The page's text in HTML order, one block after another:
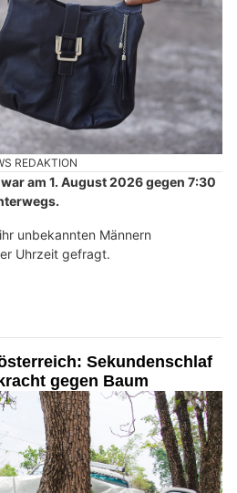
REDAKTION
am 1. August 2026 gegen 7:30
unbekannten Männern
Uhrzeit gefragt.
Sekundenschlaf
gegen Baum